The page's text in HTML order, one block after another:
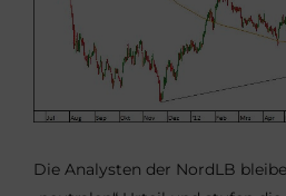
Die Analysten der NordLB